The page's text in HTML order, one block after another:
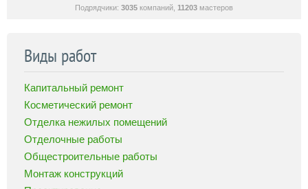
Подрядчики: 3035 компаний, 11203 мастеров
Виды работ
Капитальный ремонт
Косметический ремонт
Отделка нежилых помещений
Отделочные работы
Общестроительные работы
Монтаж конструкций